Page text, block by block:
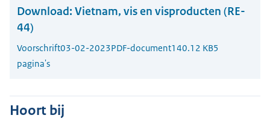
Download: Vietnam, vis en visproducten (RE-
44)
Voorschrift03-02-2023PDF-document140.12 KB5
pagina's
Hoort bij